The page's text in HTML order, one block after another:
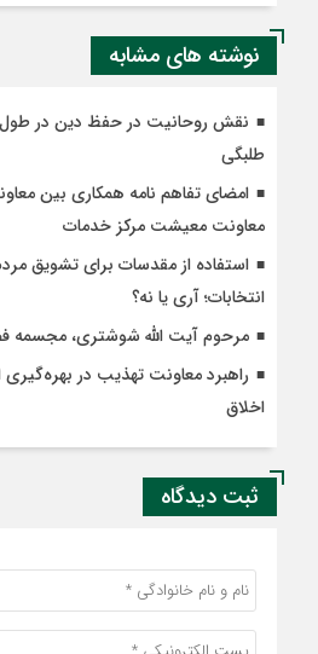
نوشته های مشابه
نقش روحانیت در حفظ دین در طول
طلبگی
امضای تفاهم نامه همکاری بین
معاونت معیشت مرکز خدمات
استفاده از مقدسات برای تشویق
انتخابات؛ آری یا نه؟
مرحوم آیت الله شوشتری، مجسمه
راهبرد معاونت تهذیب در بهره‌گیری
اخلاق
ثبت دیدگاه